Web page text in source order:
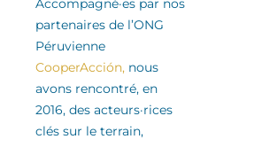
Accompagné·es par nos
partenaires de l’ONG
Péruvienne
CooperAcción, nous
avons rencontré, en
2016, des acteurs·rices
clés sur le terrain,